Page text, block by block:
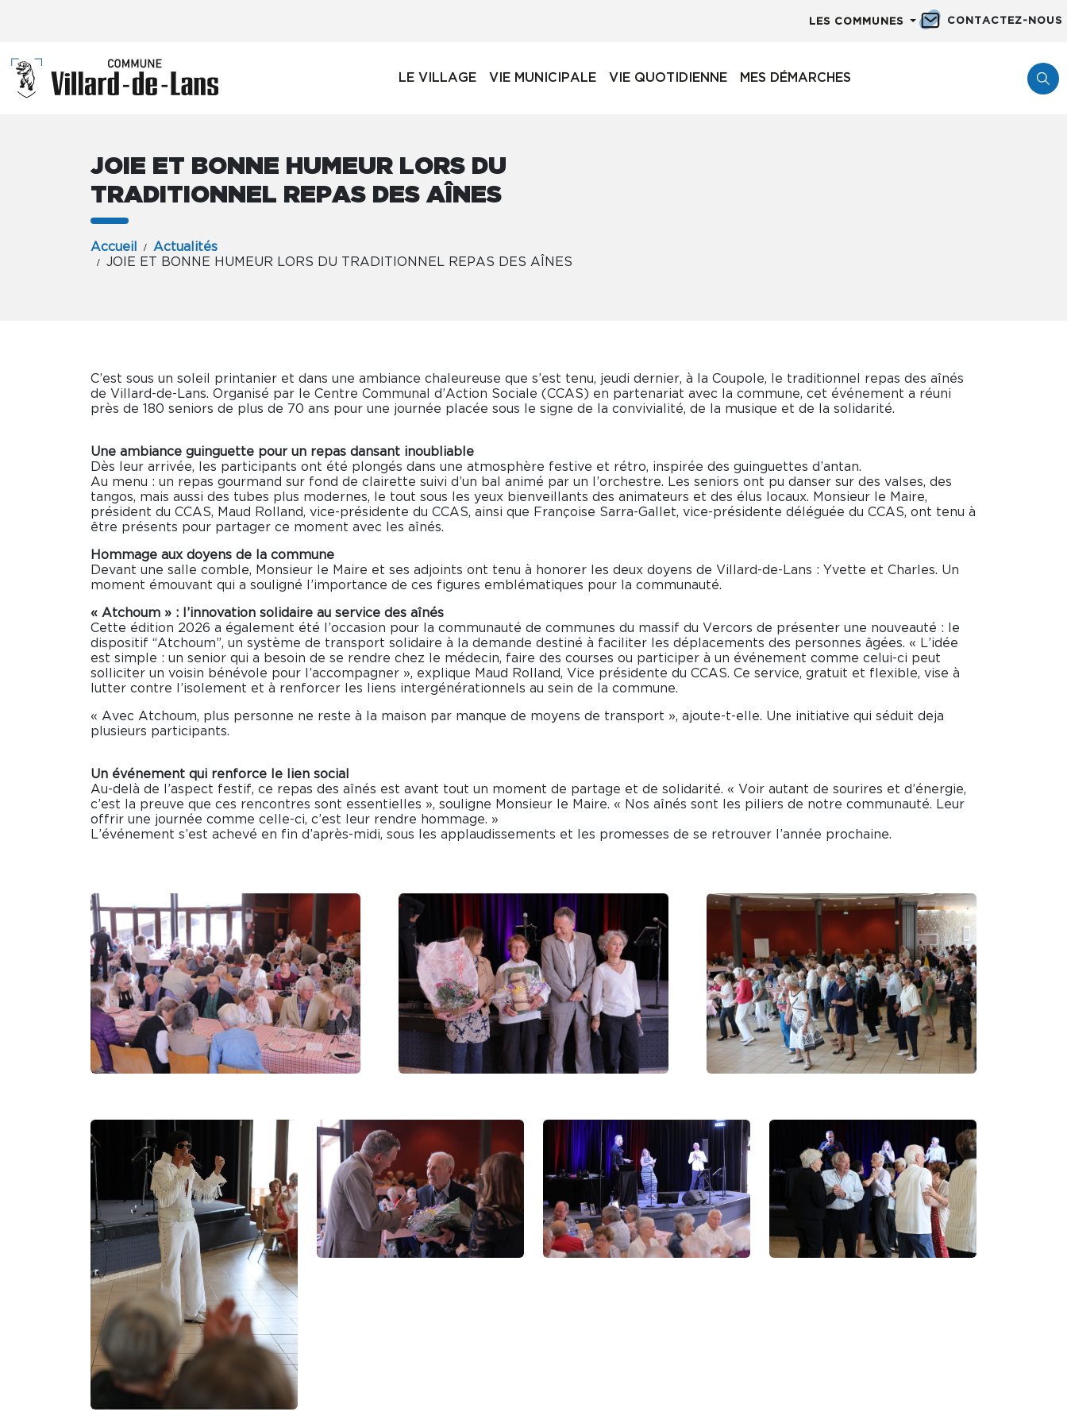
LES COMMUNES CONTACTEZ-NOUS
LE VILLAGE VIE MUNICIPALE VIE QUOTIDIENNE MES DÉMARCHES
JOIE ET BONNE HUMEUR LORS DU
TRADITIONNEL REPAS DES AÎNES
Accueil
Actualités
JOIE ET BONNE HUMEUR LORS DU TRADITIONNEL REPAS DES AÎNES
C’est sous un soleil printanier et dans une ambiance chaleureuse que s’est tenu, jeudi dernier, à la Coupole, le traditionnel repas des aînés
de Villard-de-Lans. Organisé par le Centre Communal d’Action Sociale (CCAS) en partenariat avec la commune, cet événement a réuni
près de 180 seniors de plus de 70 ans pour une journée placée sous le signe de la convivialité, de la musique et de la solidarité.
Une ambiance guinguette pour un repas dansant inoubliable
Dès leur arrivée, les participants ont été plongés dans une atmosphère festive et rétro, inspirée des guinguettes d’antan.
Au menu : un repas gourmand sur fond de clairette suivi d’un bal animé par un l’orchestre. Les seniors ont pu danser sur des valses, des
tangos, mais aussi des tubes plus modernes, le tout sous les yeux bienveillants des animateurs et des élus locaux. Monsieur le Maire,
président du CCAS, Maud Rolland, vice-présidente du CCAS, ainsi que Françoise Sarra-Gallet, vice-présidente déléguée du CCAS, ont tenu à
être présents pour partager ce moment avec les aînés.
Hommage aux doyens de la commune
Devant une salle comble, Monsieur le Maire et ses adjoints ont tenu à honorer les deux doyens de Villard-de-Lans : Yvette et Charles. Un
moment émouvant qui a souligné l’importance de ces figures emblématiques pour la communauté.
« Atchoum » : l’innovation solidaire au service des aînés
Cette édition 2026 a également été l’occasion pour la communauté de communes du massif du Vercors de présenter une nouveauté : le
dispositif “Atchoum”, un système de transport solidaire à la demande destiné à faciliter les déplacements des personnes âgées. « L’idée
est simple : un senior qui a besoin de se rendre chez le médecin, faire des courses ou participer à un événement comme celui-ci peut
solliciter un voisin bénévole pour l’accompagner », explique Maud Rolland, Vice présidente du CCAS. Ce service, gratuit et flexible, vise à
lutter contre l’isolement et à renforcer les liens intergénérationnels au sein de la commune.
« Avec Atchoum, plus personne ne reste à la maison par manque de moyens de transport », ajoute-t-elle. Une initiative qui séduit deja
plusieurs participants.
Un événement qui renforce le lien social
Au-delà de l’aspect festif, ce repas des aînés est avant tout un moment de partage et de solidarité. « Voir autant de sourires et d’énergie,
c’est la preuve que ces rencontres sont essentielles », souligne Monsieur le Maire. « Nos aînés sont les piliers de notre communauté. Leur
offrir une journée comme celle-ci, c’est leur rendre hommage. »
L’événement s’est achevé en fin d’après-midi, sous les applaudissements et les promesses de se retrouver l’année prochaine.